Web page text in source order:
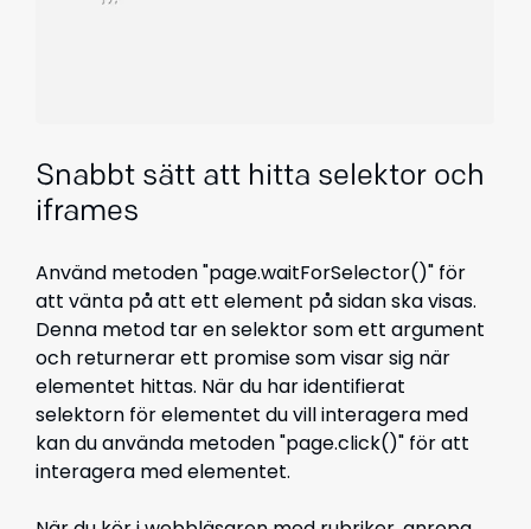
Snabbt sätt att hitta selektor och
iframes
Använd metoden "page.waitForSelector()" för
att vänta på att ett element på sidan ska visas.
Denna metod tar en selektor som ett argument
och returnerar ett promise som visar sig när
elementet hittas. När du har identifierat
selektorn för elementet du vill interagera med
kan du använda metoden "page.click()" för att
interagera med elementet.